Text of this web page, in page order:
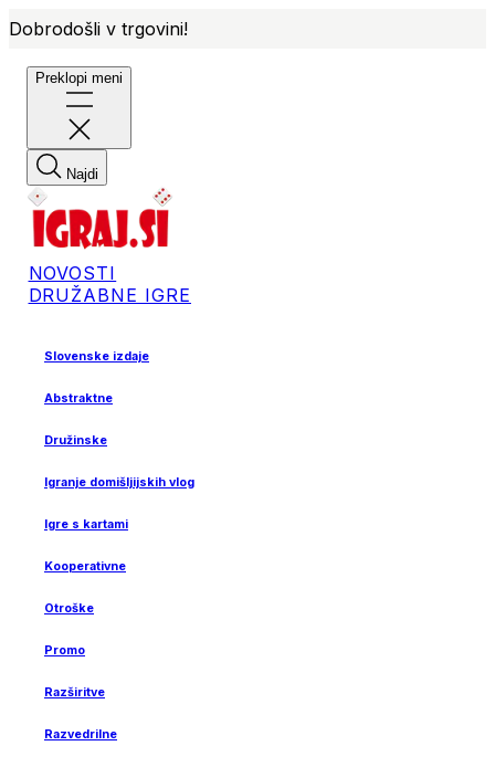
Dobrodošli v trgovini!
Preklopi meni
Najdi
NOVOSTI
DRUŽABNE IGRE
Slovenske izdaje
Abstraktne
Družinske
Igranje domišljijskih vlog
Igre s kartami
Kooperativne
Otroške
Promo
Razširitve
Razvedrilne